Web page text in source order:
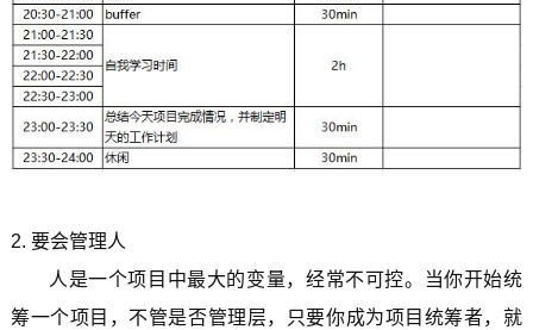
2. 要会管理人
人是一个项目中最大的变量，经常不可控。当你开始统
筹一个项目，不管是否管理层，只要你成为项目统筹者，就